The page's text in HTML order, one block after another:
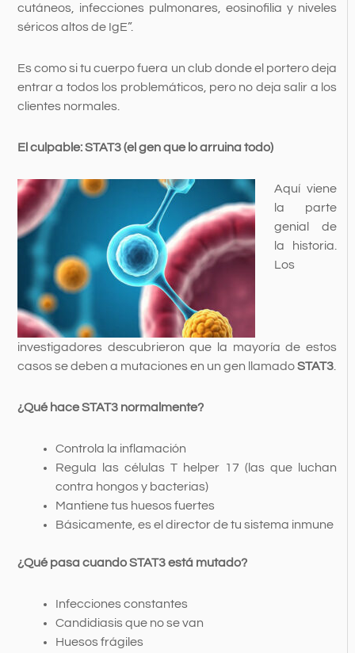
cutáneos, infecciones pulmonares, eosinofilia y niveles
séricos altos de IgE”.
Es como si tu cuerpo fuera un club donde el portero deja
entrar a todos los problemáticos, pero no deja salir a los
clientes normales.
El culpable: STAT3 (el gen que lo arruina todo)
Aquí viene
la parte
genial de
la historia.
Los
investigadores descubrieron que la mayoría de estos
casos se deben a mutaciones en un gen llamadoSTAT3.
¿Qué hace STAT3 normalmente?
Controla la inflamación
Regula las células T helper 17 (las que luchan
contra hongos y bacterias)
Mantiene tus huesos fuertes
Básicamente, es el director de tu sistema inmune
¿Qué pasa cuando STAT3 está mutado?
Infecciones constantes
Candidiasis que no se van
Huesos frágiles